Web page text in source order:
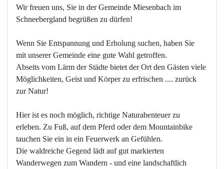
Wir freuen uns, Sie in der Gemeinde Miesenbach im
Schneebergland begrüßen zu dürfen!
Wenn Sie Entspannung und Erholung suchen, haben Sie
mit unserer Gemeinde eine gute Wahl getroffen.
Abseits vom Lärm der Städte bietet der Ort den Gästen viele
Möglichkeiten, Geist und Körper zu erfrischen .... zurück
zur Natur!
Hier ist es noch möglich, richtige Naturabenteuer zu
erleben. Zu Fuß, auf dem Pferd oder dem Mountainbike
tauchen Sie ein in ein Feuerwerk an Gefühlen.
Die waldreiche Gegend lädt auf gut markierten
Wanderwegen zum Wandern - und eine landschaftlich